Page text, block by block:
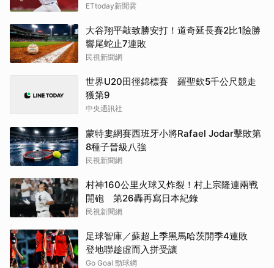
ETtoday新聞雲
大谷翔平敲致勝安打！道奇延長賽2比1險勝
響尾蛇止7連敗
民視新聞網
世界U20田徑錦標賽 羅聖欽5千公尺競走
獲第9
中央通訊社
蒙特婁網賽西班牙小將Rafael Jodar擊敗第
8種子晉級八強
民視新聞網
村神160公里火球又炸裂！村上宗隆連兩戰
開砲 第26轟再寫日本紀錄
民視新聞網
足球智庫／蘇超上季黑馬哈茨開季4連敗
登地聯趁虛而入拼受讓
Go Goal 勁球網